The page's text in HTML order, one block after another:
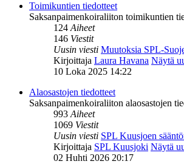
Toimikuntien tiedotteet
Saksanpaimenkoiraliiton toimikuntien
124Aiheet
146 Viestit
Uusin viesti Muutoksia SPL-
Kirjoittaja Laura Havana Näytä
10 Loka 2025 14:22
Alaosastojen tiedotteet
Saksanpaimenkoiraliiton alaosastojen
993Aiheet
1069 Viestit
Uusin viesti SPL Kuusjoen
Kirjoittaja SPL Kuusjoki Näytä
02 Huhti 2026 20:17